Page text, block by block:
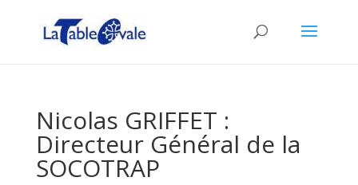
Nicolas GRIFFET :
Directeur Général de la
SOCOTRAP